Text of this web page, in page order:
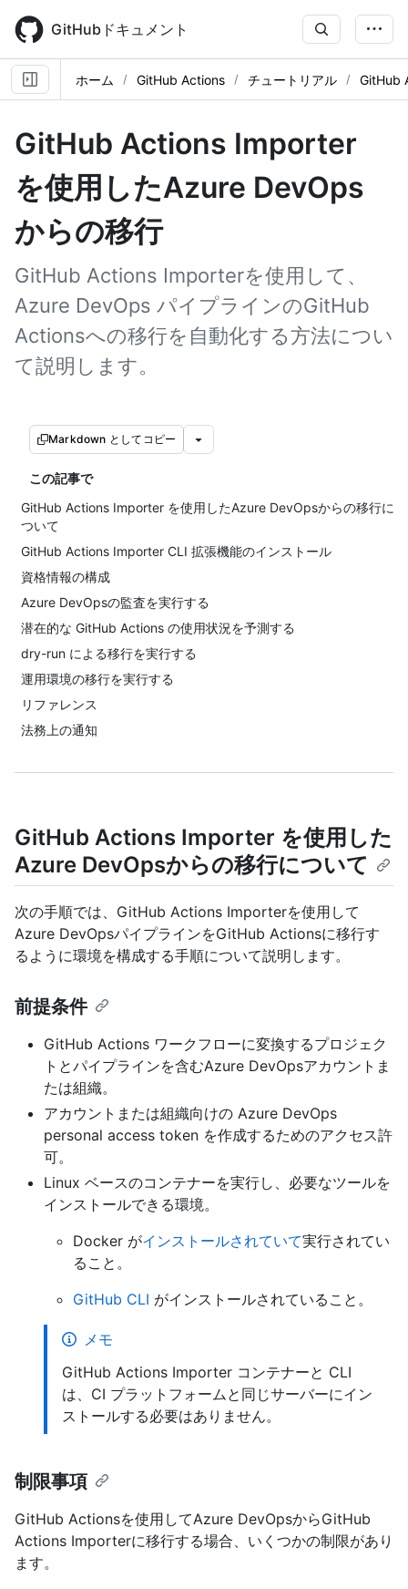
main
content
GitHubドキュメント
ホーム GitHub Actions チュートリアル GitHub
GitHub Actions Importer
を使用したAzure DevOps
からの移行
GitHub Actions Importerを使用して、
Azure DevOps パイプラインのGitHub
Actionsへの移行を自動化する方法につい
て説明します。
Markdown としてコピー
この記事で
GitHub Actions Importer を使用したAzure DevOpsからの移行に
ついて
GitHub Actions Importer CLI 拡張機能のインストール
資格情報の構成
Azure DevOpsの監査を実行する
潜在的な GitHub Actions の使用状況を予測する
dry-run による移行を実行する
運用環境の移行を実行する
リファレンス
法務上の通知
GitHub Actions Importer を使用した
Azure DevOpsからの移行について
次の手順では、GitHub Actions Importerを使用して
Azure DevOpsパイプラインをGitHub Actionsに移行す
るように環境を構成する手順について説明します。
前提条件
GitHub Actions ワークフローに変換するプロジェク
トとパイプラインを含むAzure DevOpsアカウントま
たは組織。
アカウントまたは組織向けの Azure DevOps
personal access token を作成するためのアクセス許
可。
Linux ベースのコンテナーを実行し、必要なツールを
インストールできる環境。
Docker がインストールされていて実行されてい
ること。
GitHub CLI がインストールされていること。
メモ
GitHub Actions Importer コンテナーと CLI
は、CI プラットフォームと同じサーバーにイン
ストールする必要はありません。
制限事項
GitHub Actionsを使用してAzure DevOpsからGitHub
Actions Importerに移行する場合、いくつかの制限があり
ます。